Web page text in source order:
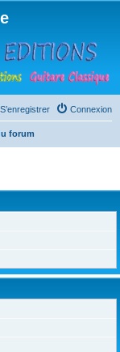
Connexion
S’enregistrer
forum